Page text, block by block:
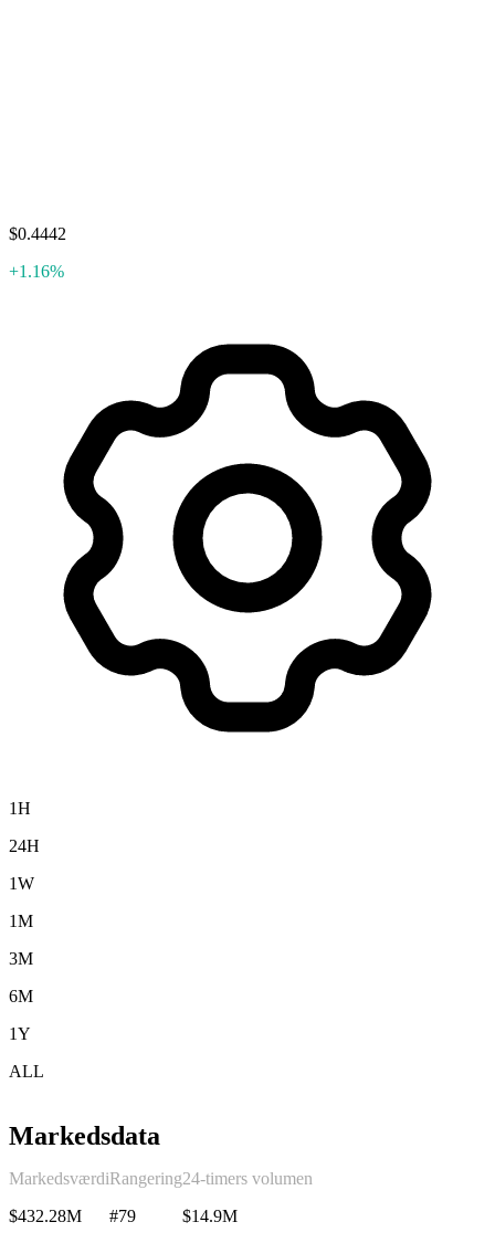
$0.4442
+1.16%
1H
24H
1W
1M
3M
6M
1Y
ALL
Markedsdata
Markedsværdi
$432.28M
Rangering
#79
24-timers volumen
$14.9M